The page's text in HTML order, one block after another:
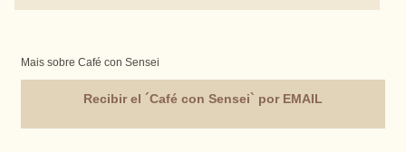
Mais sobre Café con Sensei
Recibir el ´Café con Sensei` por EMAIL